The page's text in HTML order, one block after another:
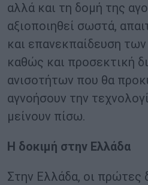
αλλά και τη δομή της
αξιοποιηθεί σωστά,
και επανεκπαίδευση
καθώς και προσεκτική
ανισοτήτων που θα
αγνοήσουν την
μείνουν πίσω.
Η δοκιμή στην Ελλάδα
Στην Ελλάδα, οι πρώτες